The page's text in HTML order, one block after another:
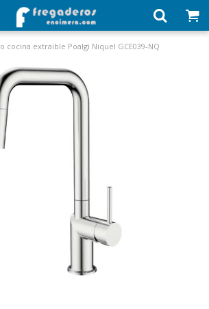
cocina extraible Poalgi Niquel GCE039-NQ